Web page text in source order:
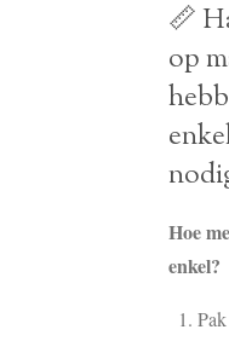
📏
op
Hoe
enkel?